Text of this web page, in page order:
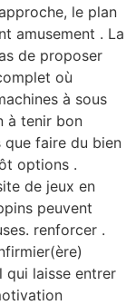
le plan
amusement . La
de proposer
où
à sous
à tenir bon
que faire du bien
options .
de jeux en
peuvent
renforcer .
qui laisse entrer